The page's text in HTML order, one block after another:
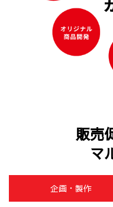
販売
マ
企画・製作